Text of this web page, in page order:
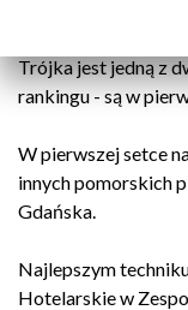
Trójka jest jedną z
rankingu - są w
W pierwszej setce
innych pomorskich
Gdańska.
Najlepszym
Hotelarskie w